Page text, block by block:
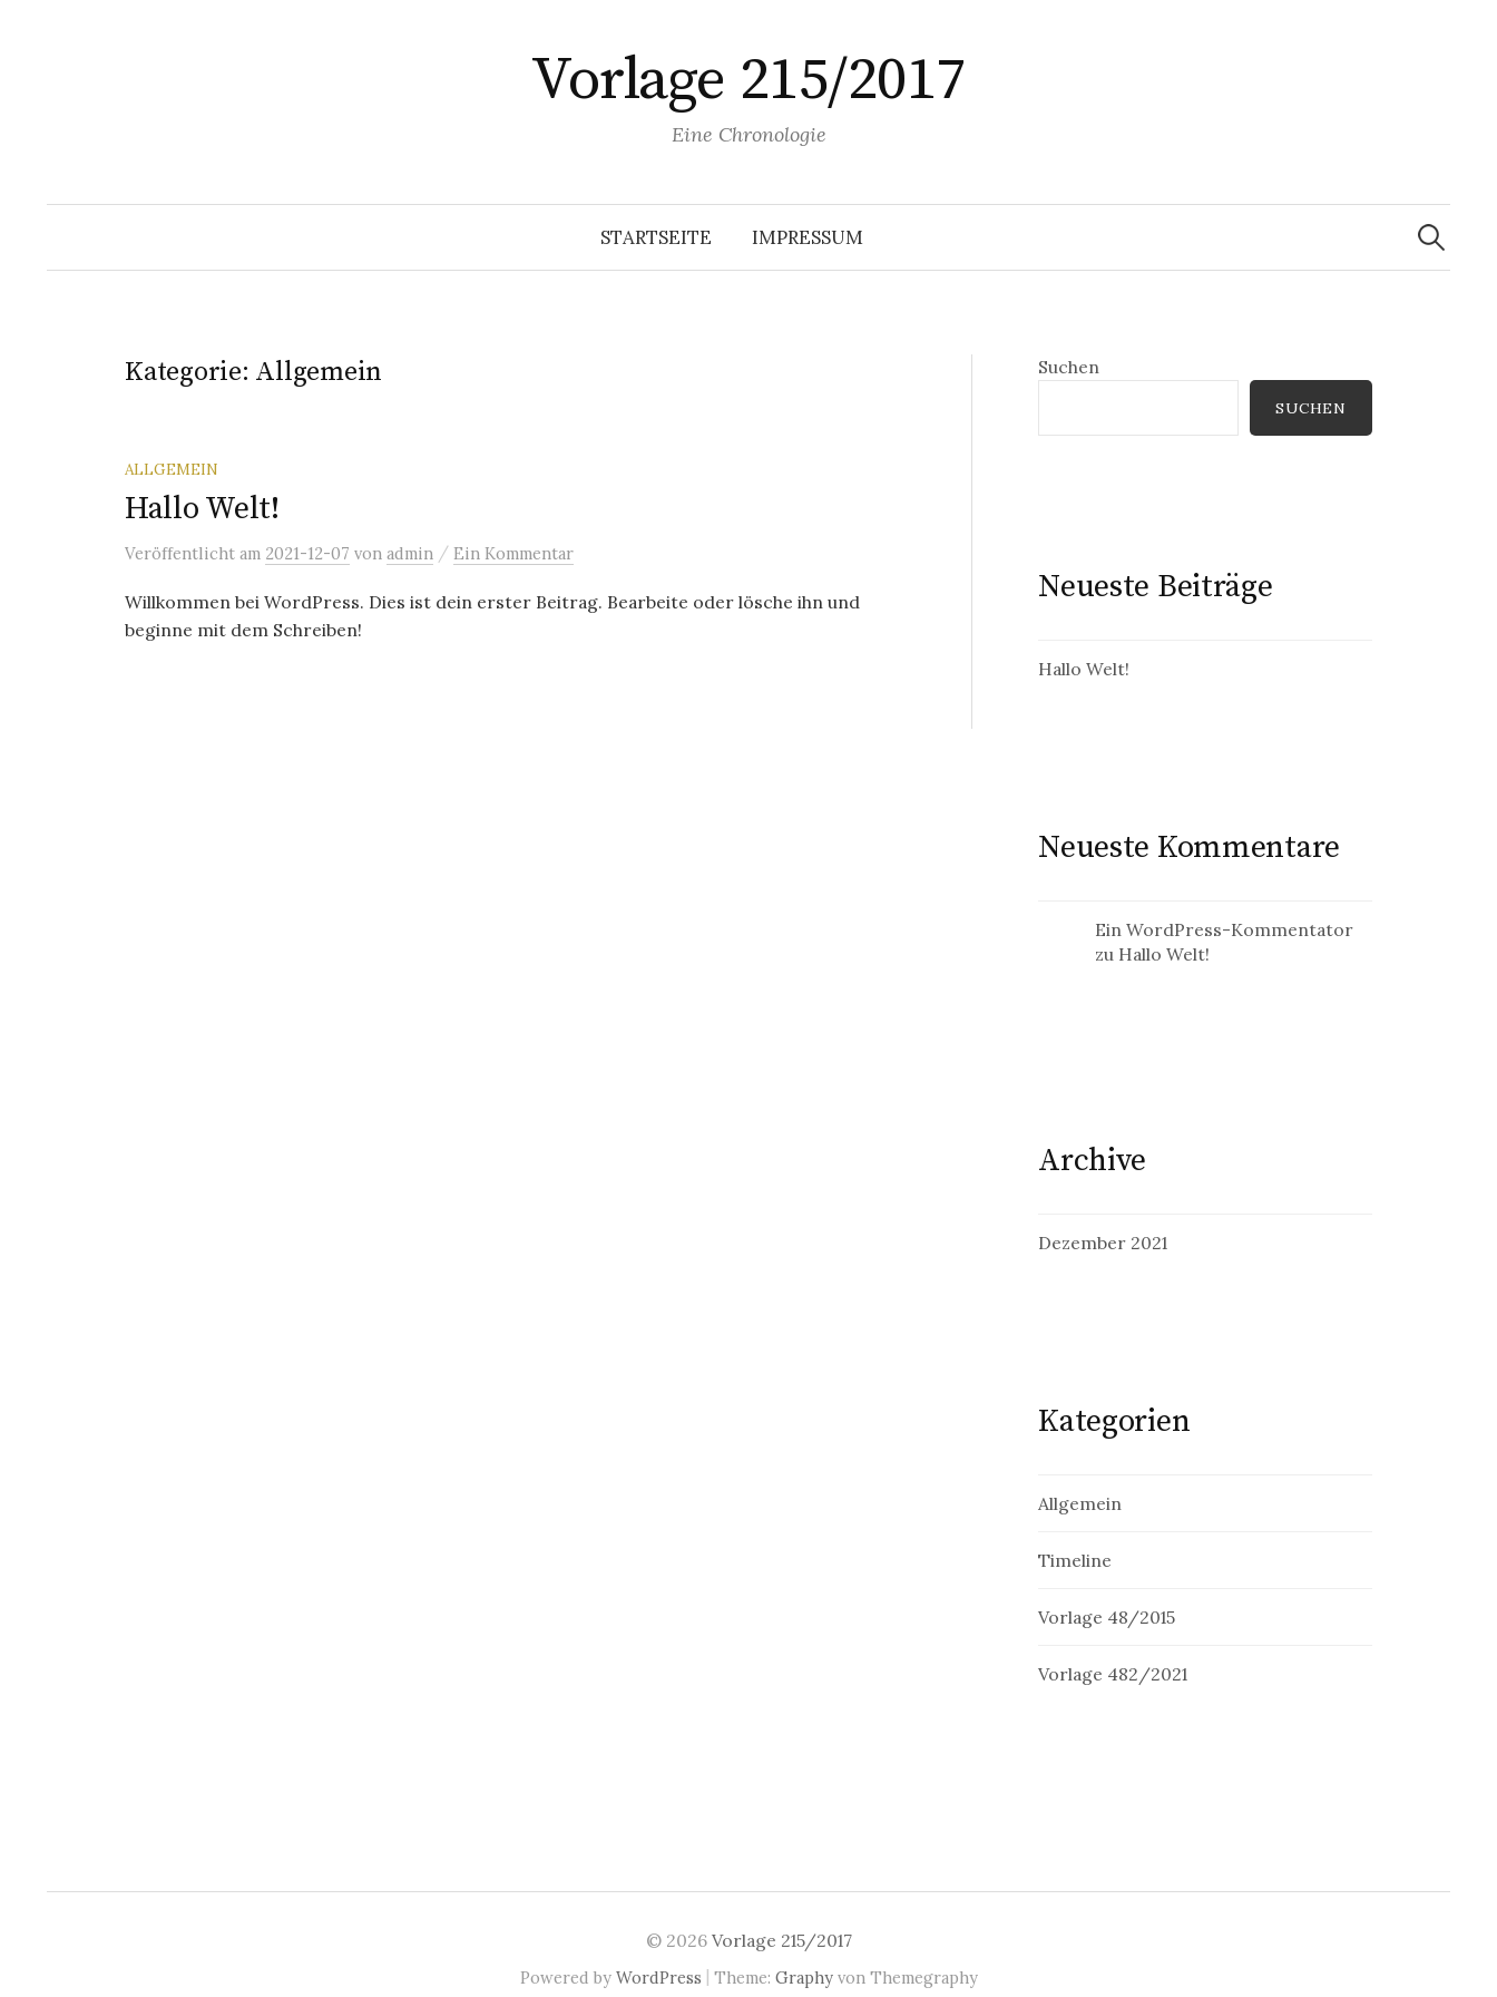
Vorlage 215/2017
Eine Chronologie
STARTSEITE IMPRESSUM
Suchen
nach:
Kategorie: Allgemein
ALLGEMEIN
Hallo Welt!
Veröffentlicht am 2021-12-07 von admin / Ein Kommentar
Willkommen bei WordPress. Dies ist dein erster Beitrag. Bearbeite oder lösche ihn und
beginne mit dem Schreiben!
Suchen
SUCHEN
Neueste Beiträge
Hallo Welt!
Neueste Kommentare
Ein WordPress-Kommentator
zu Hallo Welt!
Archive
Dezember 2021
Kategorien
Allgemein
Timeline
Vorlage 48/2015
Vorlage 482/2021
© 2026 Vorlage 215/2017
Powered by WordPress | Theme: Graphyvon Themegraphy